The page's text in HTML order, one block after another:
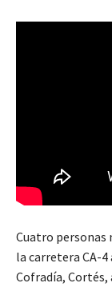
Cuatro personas
la carretera CA-4
Cofradía,